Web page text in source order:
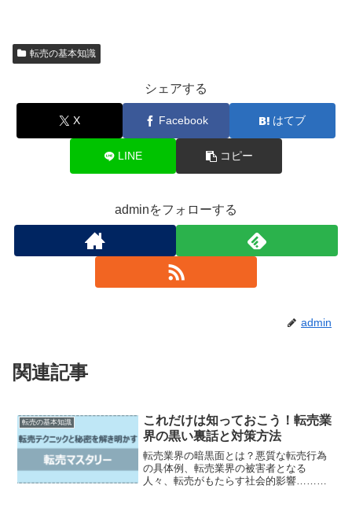
転売の基本知識
シェアする
X Facebook はてブ
LINE コピー
adminをフォローする
admin
関連記事
転売の基本知識
これだけは知っておこう！転売業
界の黒い裏話と対策方法
転売業界の暗黒面とは？悪質な転売行為
の具体例、転売業界の被害者となる
人々、転売がもたらす社会的影響……転